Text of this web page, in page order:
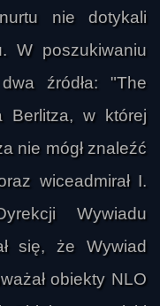
nie dotykali
W poszukiwaniu
źródła: "The
Berlitza, w której
nie mógł znaleźć
wiceadmirał I.
Wywiadu
się, że Wywiad
obiekty NLO